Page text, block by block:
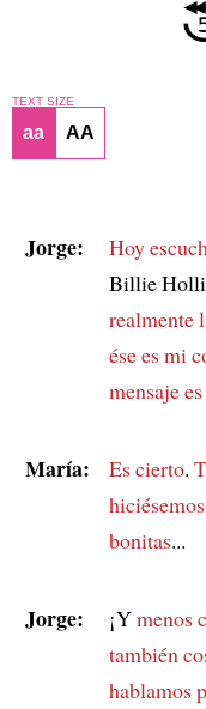
TEXT SIZE
aa AA
Jorge: Hoy
Billie
realmente
ése es mi
mensaje
María: Es cierto.
bonitas...
Jorge: ¡Ymenos
también
hablamos